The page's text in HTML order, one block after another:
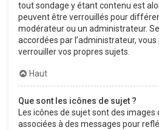
tout sondage y étant contenu est
peuvent être verrouillés pour
modérateur ou un administrateur.
accordées par l’administrateur,
verrouiller vos propres sujets.
Haut
Que sont les icônes de sujet ?
Les icônes de sujet sont des images
associées à des messages pour